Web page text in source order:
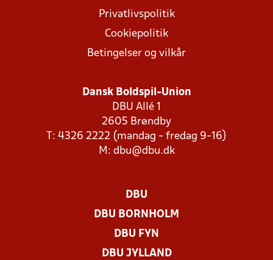
Privatlivspolitik
Cookiepolitik
Betingelser og vilkår
Dansk Boldspil-Union
DBU Allé 1
2605 Brøndby
T: 4326 2222 (mandag - fredag 9-16)
M: dbu@dbu.dk
DBU
DBU BORNHOLM
DBU FYN
DBU JYLLAND